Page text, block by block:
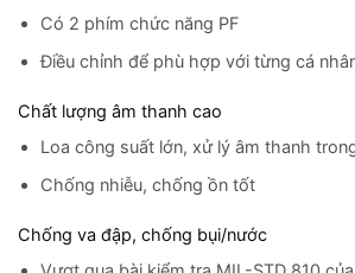
Có 2 phím chức năng PF
Điều chỉnh để phù hợp với từng cá
Chất lượng âm thanh cao
Loa công suất lớn, xử lý âm thanh
Chống nhiễu, chống ồn tốt
Chống va đập, chống bụi/nước